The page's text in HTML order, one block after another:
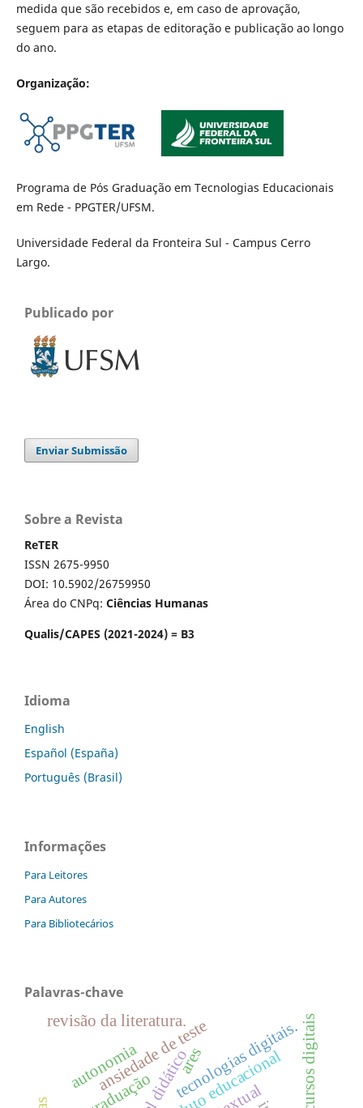
medida que são recebidos e, em caso de aprovação,
seguem para as etapas de editoração e publicação ao longo
do ano.
Organização:
Programa de Pós Graduação em Tecnologias Educacionais
em Rede - PPGTER/UFSM.
Universidade Federal da Fronteira Sul - Campus Cerro
Largo.
Publicado por
Enviar Submissão
Sobre a Revista
ReTER
ISSN 2675-9950
DOI: 10.5902/26759950
Área do CNPq: Ciências Humanas
Qualis/CAPES (2021-2024) = B3
Idioma
English
Español (España)
Português (Brasil)
Informações
Para Leitores
Para Autores
Para Bibliotecários
Palavras-chave
produto educacional
autonomia tecnologias digitais.
ansiedade de teste recursos digitais
revisão da literatura.
ares